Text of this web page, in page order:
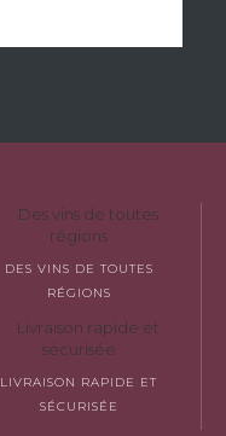
DES VINS DE TOUTES
RÉGIONS
LIVRAISON RAPIDE ET
SÉCURISÉE